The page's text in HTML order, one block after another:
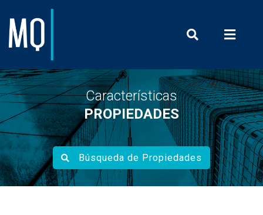
Características
PROPIEDADES
Búsqueda de Propiedades